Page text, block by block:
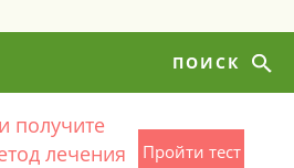
ПОИСК
получите
лечения
Пройти тест